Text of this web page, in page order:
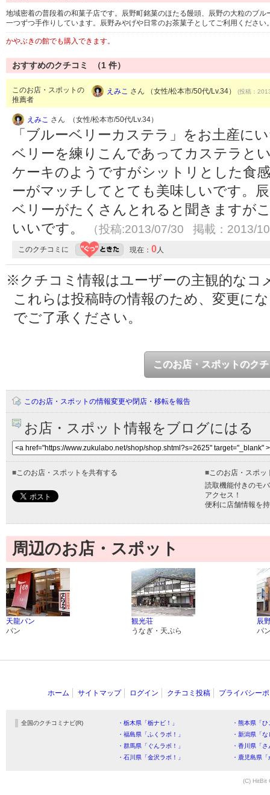
地域密着の普段着の和菓子店です。辰野町銘菓のほたる饅頭、辰野の大粒のブ
一つずつ手作りしています。辰野みやげや日常のお茶菓子としてご利用ください
かやぶきの館でも購入できます。
おすすめのクチコミ （1 件）
このお店・スポットの
推薦者
えみこ さん （女性/松本市/50代/Lv.34） (投稿：
えみこ さん （女性/松本市/50代/Lv.34）
「ブルーベリーカステラ」をお土産に
ベリーを練りこんであってカステラと
ケーキのようですがシットリとした食
ーがマッチしてとても美味しいです。
ベリーがたくさんとれると聞きますが
いいです。
（投稿:2013/07/30 掲載：2013/
このクチコミに 現在： 0人
※クチコミ情報はユーザーの主観的なコ
これらは投稿時の情報のため、変更に
でご了承ください。
このお店・スポットのク
このお店・スポットの情報変更や閉店・移転を報告
お店・スポット情報をブログにはる
■このお店・スポットを共有する ■このお店・スポッ
読取機能付きのモ
アクセス！
便利に店舗情報を
周辺のお店・スポット
天龍パン
パン
観光荘
うなぎ・天ぷら
辰
パ
ホーム サイトマップ ログイン クチコミ投稿 プライバシー
全国のクチコミナビ(R) ・栃木県「栃ナビ！」
・熊本県「
・福島県「ふくラボ！」
・新潟県「
・群馬県「ぐんラボ！」
・香川県「
・石川県「金沢ラボ！」
・鹿児島県
(C) HitBit